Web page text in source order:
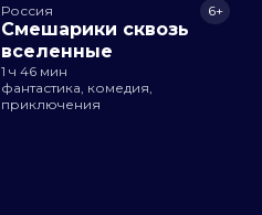
Россия
Смешарики сквозь
вселенные
6+
1 ч 46 мин
фантастика, комедия,
приключения